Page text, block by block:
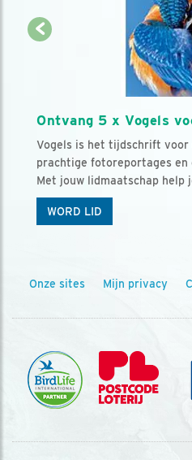
Ontvang 5 x Vogels
Vogels is het tijdschrift voor
prachtige fotoreportages en
Met jouw lidmaatschap help
WORD LID
Onze sites Mijn privacy